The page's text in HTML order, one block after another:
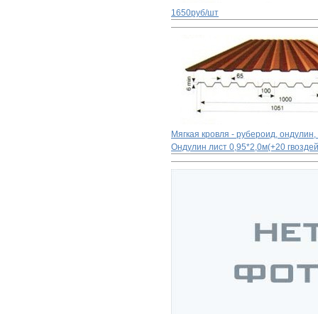
1650руб/шт
Мягкая кровля - рубероид,
Ондулин лист 0,95*2,0м(+20